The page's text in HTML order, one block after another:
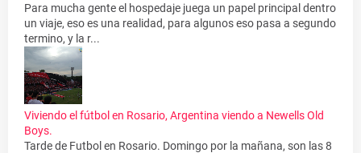
Para mucha gente el hospedaje juega un papel principal dentro
un viaje, eso es una realidad, para algunos eso pasa a segundo
termino, y la r...
Viviendo el fútbol en Rosario, Argentina viendo a Newells Old
Boys.
Tarde de Futbol en Rosario. Domingo por la mañana, son las 8